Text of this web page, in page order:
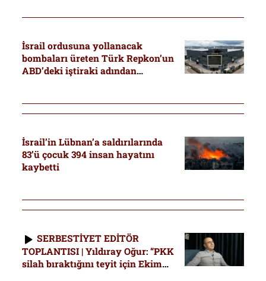
İsrail ordusuna yollanacak
bombaları üreten Türk Repkon’un
ABD’deki iştiraki adından
İsrail’in Lübnan’a saldırılarında
83’ü çocuk 394 insan hayatını
kaybetti
SERBESTİYET EDİTÖR
TOPLANTISI | Yıldıray Oğur: “PKK
silah bıraktığını teyit için Ekim